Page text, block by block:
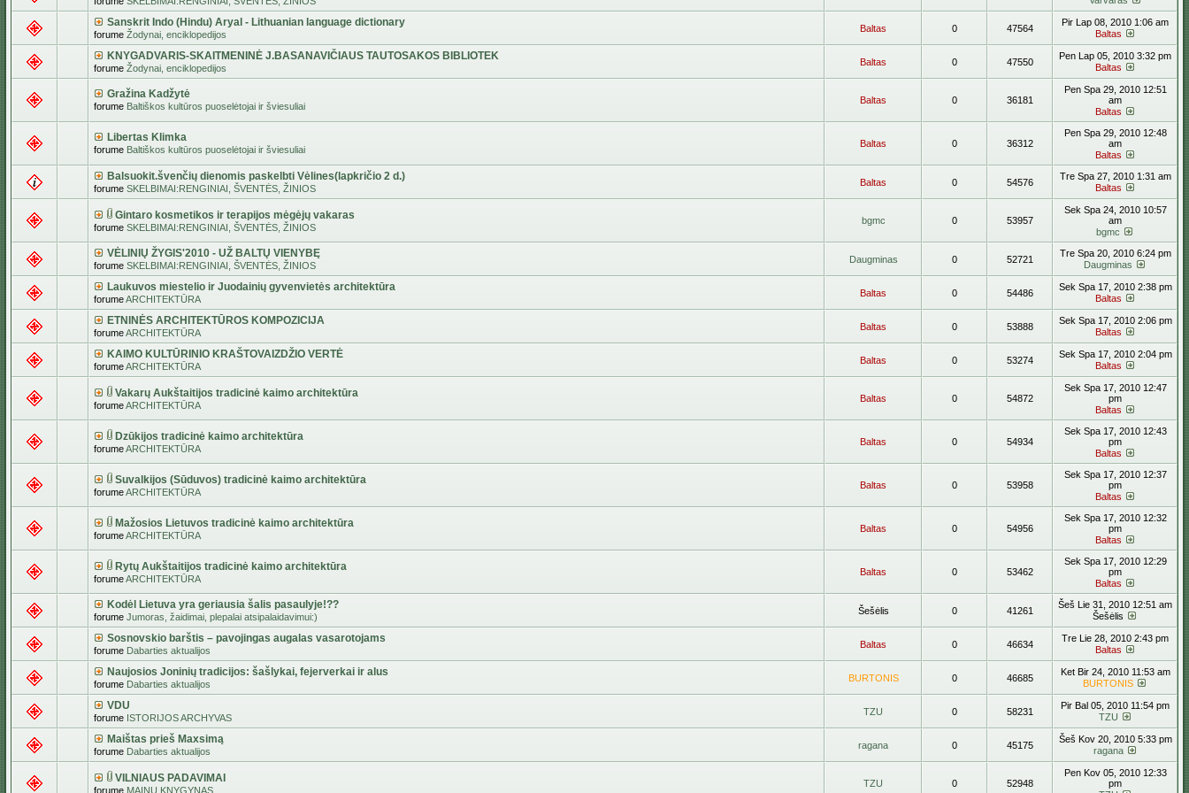
Sanskrit Indo (Hindu) Aryal - Lithuanian language dictionary
forume Žodynai, enciklopedijos
Baltas 0 47564
Pir Lap 08, 2010 1:06 am
Baltas
KNYGADVARIS-SKAITMENINĖ J.BASANAVIČIAUS TAUTOSAKOS BIBLIOTEK
forume Žodynai, enciklopedijos
Baltas 0 47550
Pen Lap 05, 2010 3:32 pm
Baltas
Gražina Kadžytė
forume Baltiškos kultūros puoselėtojai ir šviesuliai
Baltas 0 36181
Pen Spa 29, 2010 12:51
am
Baltas
Libertas Klimka
forume Baltiškos kultūros puoselėtojai ir šviesuliai
Baltas 0 36312
Pen Spa 29, 2010 12:48
am
Baltas
Balsuokit.švenčių dienomis paskelbti Vėlines(lapkričio 2 d.)
forume SKELBIMAI:RENGINIAI, ŠVENTĖS, ŽINIOS
Baltas 0 54576
Tre Spa 27, 2010 1:31 am
Baltas
Gintaro kosmetikos ir terapijos mėgėjų vakaras
forume SKELBIMAI:RENGINIAI, ŠVENTĖS, ŽINIOS
bgmc 0 53957
Sek Spa 24, 2010 10:57
am
bgmc
VĖLINIŲ ŽYGIS'2010 - UŽ BALTŲ VIENYBĘ
forume SKELBIMAI:RENGINIAI, ŠVENTĖS, ŽINIOS
Daugminas 0 52721
Tre Spa 20, 2010 6:24 pm
Daugminas
Laukuvos miestelio ir Juodainių gyvenvietės architektūra
forumeARCHITEKTŪRA
Baltas 0 54486
Sek Spa 17, 2010 2:38 pm
Baltas
ETNINĖS ARCHITEKTŪROS KOMPOZICIJA
forumeARCHITEKTŪRA
Baltas 0 53888
Sek Spa 17, 2010 2:06 pm
Baltas
KAIMO KULTŪRINIO KRAŠTOVAIZDŽIO VERTĖ
forumeARCHITEKTŪRA
Baltas 0 53274
Sek Spa 17, 2010 2:04 pm
Baltas
Vakarų Aukštaitijos tradicinė kaimo architektūra
forumeARCHITEKTŪRA
Baltas 0 54872
Sek Spa 17, 2010 12:47
pm
Baltas
Dzūkijos tradicinė kaimo architektūra
forumeARCHITEKTŪRA
Baltas 0 54934
Sek Spa 17, 2010 12:43
pm
Baltas
Suvalkijos (Sūduvos) tradicinė kaimo architektūra
forumeARCHITEKTŪRA
Baltas 0 53958
Sek Spa 17, 2010 12:37
pm
Baltas
Mažosios Lietuvos tradicinė kaimo architektūra
forumeARCHITEKTŪRA
Baltas 0 54956
Sek Spa 17, 2010 12:32
pm
Baltas
Rytų Aukštaitijos tradicinė kaimo architektūra
forumeARCHITEKTŪRA
Baltas 0 53462
Sek Spa 17, 2010 12:29
pm
Baltas
Kodėl Lietuva yra geriausia šalis pasaulyje!??
forume Jumoras, žaidimai, plepalai atsipalaidavimui:)
Šešėlis 0 41261
Šeš Lie 31, 2010 12:51 am
Šešėlis
Sosnovskio barštis – pavojingas augalas vasarotojams
forume Dabarties aktualijos
Baltas 0 46634
Tre Lie 28, 2010 2:43 pm
Baltas
Naujosios Joninių tradicijos: šašlykai, fejerverkai ir alus
forume Dabarties aktualijos
BURTONIS 0 46685
Ket Bir 24, 2010 11:53 am
BURTONIS
VDU
forume ISTORIJOS ARCHYVAS
TZU 0 58231
Pir Bal 05, 2010 11:54 pm
TZU
Maištas prieš Maxsimą
forume Dabarties aktualijos
ragana 0 45175
Šeš Kov 20, 2010 5:33 pm
ragana
VILNIAUS PADAVIMAI
forume MAINŲ KNYGYNAS
TZU 0 52948
Pen Kov 05, 2010 12:33
pm